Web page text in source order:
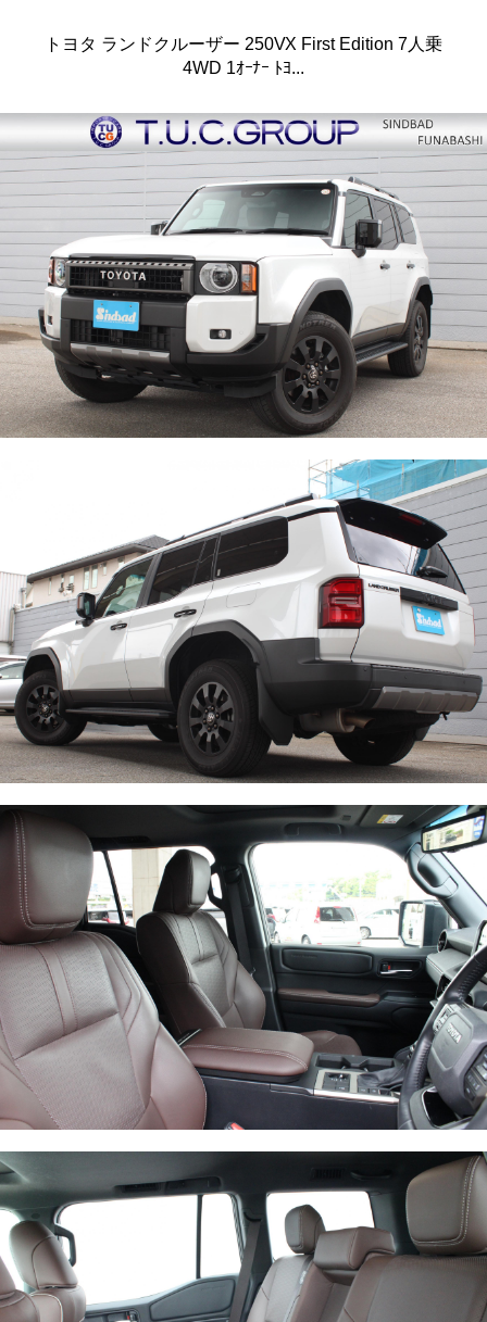
トヨタ ランドクルーザー 250VX First Edition 7人乗
4WD 1ｵｰﾅｰ ﾄﾖ...